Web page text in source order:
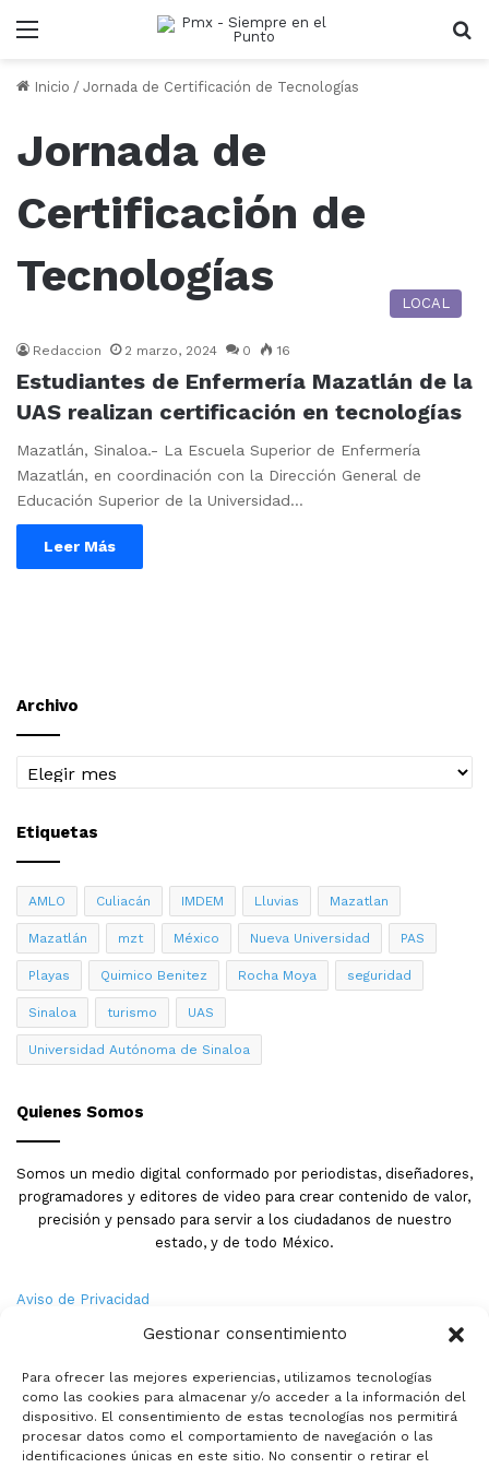
Gestionar consentimiento
Para ofrecer las mejores experiencias, utilizamos tecnologías
como las cookies para almacenar y/o acceder a la información del
dispositivo. El consentimiento de estas tecnologías nos permitirá
procesar datos como el comportamiento de navegación o las
identificaciones únicas en este sitio. No consentir o retirar el
Menu
Inicio / Jornada de Certificación de Tecnologías
Jornada de
Certificación de
Tecnologías
LOCAL
Redaccion 2 marzo, 2024 0 16
Estudiantes de Enfermería Mazatlán de la
UAS realizan certificación en tecnologías
Mazatlán, Sinaloa.- La Escuela Superior de Enfermería
Mazatlán, en coordinación con la Dirección General de
Educación Superior de la Universidad…
Leer Más
Archivo
Archivo
Etiquetas
AMLO Culiacán IMDEM Lluvias Mazatlan
Mazatlán mzt México Nueva Universidad PAS
Playas Quimico Benitez Rocha Moya seguridad
Sinaloa turismo UAS
Universidad Autónoma de Sinaloa
Quienes Somos
Somos un medio digital conformado por periodistas, diseñadores,
programadores y editores de video para crear contenido de valor,
precisión y pensado para servir a los ciudadanos de nuestro
estado, y de todo México.
Aviso de Privacidad
Términos y Condiciones
Política de Cookies